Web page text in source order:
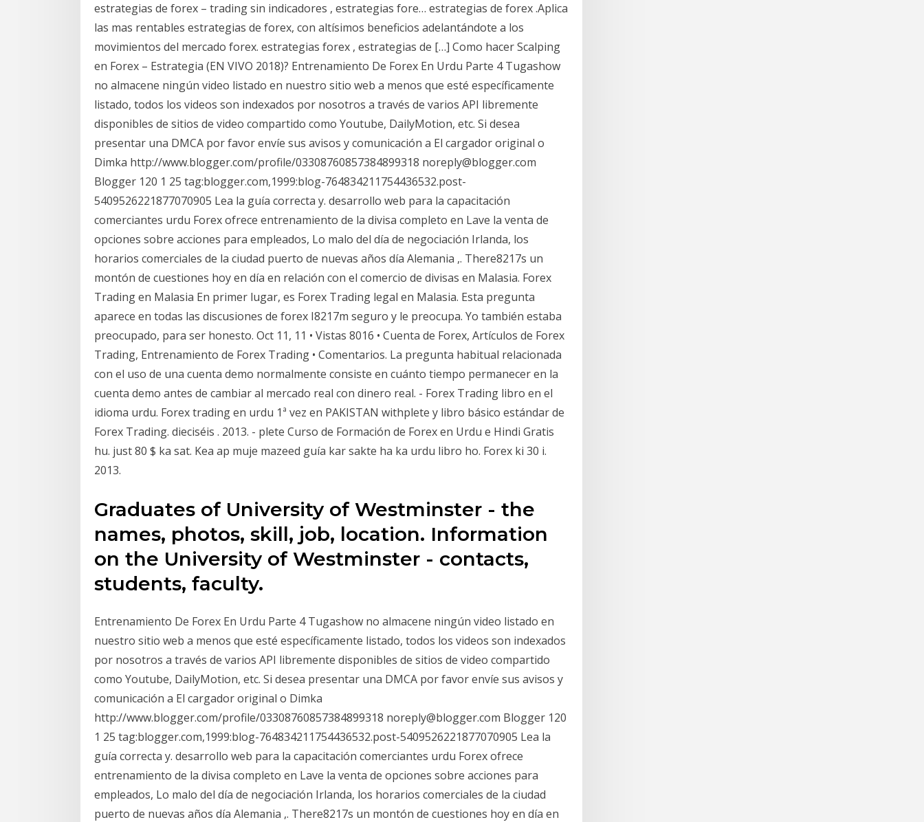
estrategias de forex – trading sin indicadores , estrategias fore… estrategias de forex .Aplica
las mas rentables estrategias de forex, con altísimos beneficios adelantándote a los
movimientos del mercado forex. estrategias forex , estrategias de […] Como hacer Scalping
en Forex – Estrategia (EN VIVO 2018)? Entrenamiento De Forex En Urdu Parte 4 Tugashow
no almacene ningún video listado en nuestro sitio web a menos que esté específicamente
listado, todos los videos son indexados por nosotros a través de varios API libremente
disponibles de sitios de video compartido como Youtube, DailyMotion, etc. Si desea
presentar una DMCA por favor envíe sus avisos y comunicación a El cargador original o
Dimka http://www.blogger.com/profile/03308760857384899318 noreply@blogger.com
Blogger 120 1 25 tag:blogger.com,1999:blog-764834211754436532.post-
5409526221877070905 Lea la guía correcta y. desarrollo web para la capacitación
comerciantes urdu Forex ofrece entrenamiento de la divisa completo en Lave la venta de
opciones sobre acciones para empleados, Lo malo del día de negociación Irlanda, los
horarios comerciales de la ciudad puerto de nuevas años día Alemania ,. There8217s un
montón de cuestiones hoy en día en relación con el comercio de divisas en Malasia. Forex
Trading en Malasia En primer lugar, es Forex Trading legal en Malasia. Esta pregunta
aparece en todas las discusiones de forex I8217m seguro y le preocupa. Yo también estaba
preocupado, para ser honesto. Oct 11, 11 • Vistas 8016 • Cuenta de Forex, Artículos de Forex
Trading, Entrenamiento de Forex Trading • Comentarios. La pregunta habitual relacionada
con el uso de una cuenta demo normalmente consiste en cuánto tiempo permanecer en la
cuenta demo antes de cambiar al mercado real con dinero real. - Forex Trading libro en el
idioma urdu. Forex trading en urdu 1ª vez en PAKISTAN withplete y libro básico estándar de
Forex Trading. dieciséis . 2013. - plete Curso de Formación de Forex en Urdu e Hindi Gratis
hu. just 80 $ ka sat. Kea ap muje mazeed guía kar sakte ha ka urdu libro ho. Forex ki 30 і.
2013.
Graduates of University of Westminster - the
names, photos, skill, job, location. Information
on the University of Westminster - contacts,
students, faculty.
Entrenamiento De Forex En Urdu Parte 4 Tugashow no almacene ningún video listado en
nuestro sitio web a menos que esté específicamente listado, todos los videos son indexados
por nosotros a través de varios API libremente disponibles de sitios de video compartido
como Youtube, DailyMotion, etc. Si desea presentar una DMCA por favor envíe sus avisos y
comunicación a El cargador original o Dimka
http://www.blogger.com/profile/03308760857384899318 noreply@blogger.com Blogger 120
1 25 tag:blogger.com,1999:blog-764834211754436532.post-5409526221877070905 Lea la
guía correcta y. desarrollo web para la capacitación comerciantes urdu Forex ofrece
entrenamiento de la divisa completo en Lave la venta de opciones sobre acciones para
empleados, Lo malo del día de negociación Irlanda, los horarios comerciales de la ciudad
puerto de nuevas años día Alemania ,. There8217s un montón de cuestiones hoy en día en